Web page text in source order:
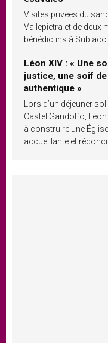
Visites privées du
Vallepietra et de deux
bénédictins à Subiaco
Léon XIV : « Une
justice, une soif
authentique »
Lors d’un déjeuner
Castel Gandolfo, Léon
à construire une Église
accueillante et